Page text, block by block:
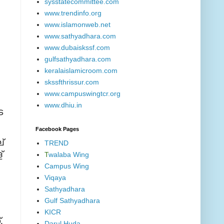
.
sysstatecommittee.com
www.trendinfo.org
www.islamonweb.net
www.sathyadhara.com
www.dubaiskssf.com
gulfsathyadhara.com
keralaislamicroom.com
skssfthrissur.com
www.campuswingtcr.org
www.dhiu.in
Facebook Pages
TREND
Twalaba Wing
Campus Wing
Viqaya
Sathyadhara
Gulf Sathyadhara
KICR